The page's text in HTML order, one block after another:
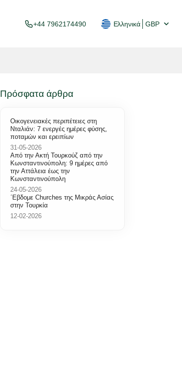
+44 7962174490 Ελληνικά GBP
Πρόσφατα άρθρα
Οικογενειακές περιπέτειες στη
Νταλιάν: 7 ενεργές ημέρες φύσης,
ποταμών και ερειπίων
31-05-2026
Από την Ακτή Τουρκούζ από την
Κωνσταντινούπολη: 9 ημέρες από
την Αττάλεια έως την
Κωνσταντινούπολη
24-05-2026
΄Εβδομε Churches της Μικράς Ασίας
στην Τουρκία
12-02-2026